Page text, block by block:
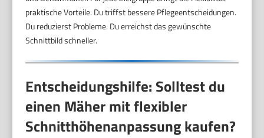
praktische Vorteile. Du triffst bessere Pflegeentscheidungen.
Du reduzierst Probleme. Du erreichst das gewünschte
Schnittbild schneller.
Entscheidungshilfe: Solltest du
einen Mäher mit flexibler
Schnitthöhenanpassung kaufen?